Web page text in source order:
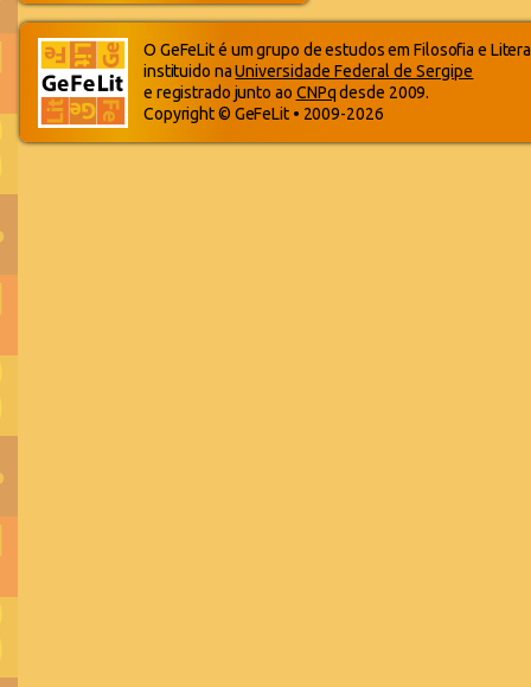
O GeFeLit é um grupo de estudos em Filosofia e
instituido naUniversidade Federal de Sergipe
e registrado junto ao CNPqdesde 2009.
Copyright © GeFeLit • 2009-2026